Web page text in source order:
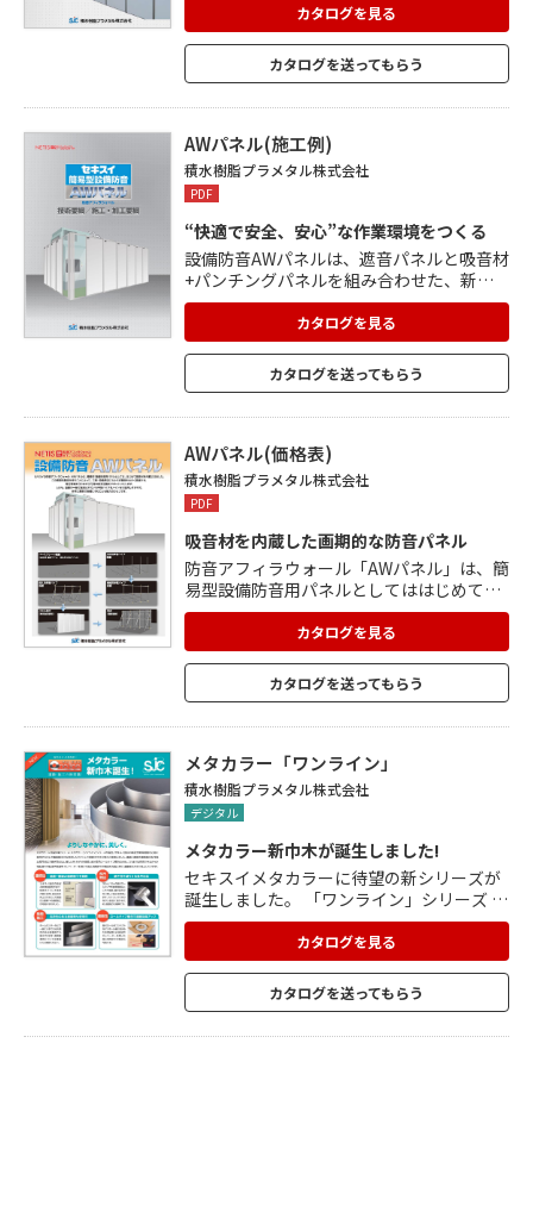
発したプラメタル(アルミ・樹脂積層複合
材)を採用し、吸音材と組み合わせることで
防音性能を高めています。 吸音面には、パ
ンチングプラメタルを使用。 パンチングの
音を低減。 独自の新塗装技術でセルフクリ
ーニング機能を可能にし、ランニングコス
トの低減を実現。
カタログを見る
カタログを送ってもらう
AWパネル(施工例)
積水樹脂プラメタル株式会社
PDF
“快適で安全、安心”な作業環境をつくる
設備防音AWパネルは、遮音パネルと吸音材
+パンチングパネルを組み合わせた、新世
代の簡易型防音パネル。 設備防音AWパネ
ルの遮音面には、独自の技術で開発したプ
ラメタル(アルミ樹脂積層複合材)を採用。
吸音材と組み合わせることで防音性能を高
めています。 吸音面にはパンチングプラメ
から熱エネルギーに変えて騒音を低減。
カタログを見る
カタログを送ってもらう
AWパネル(価格表)
積水樹脂プラメタル株式会社
PDF
吸音材を内蔵した画期的な防音パネル
防音アフィラウォール「AWパネル」は、簡
易型設備防音用パネルとしてははじめて吸
音材を内蔵。 工場や設備周辺にもたらす騒
音を大きく低減させ、周辺環境を守りなが
ら円滑な経済活動をサポート。 設置の際に
は、一般で販売されている単管パイプをメ
イン材に使用するので、非常に簡単で安価
カタログを見る
カタログを送ってもらう
メタカラー「ワンライン」
積水樹脂プラメタル株式会社
デジタル
メタカラー新巾木が誕生しました!
セキスイメタカラーに待望の新シリーズが
誕生しました。 「ワンライン」シリーズ セ
キスイ独自の新配合軟質樹脂を芯材に採用
することで、 曲面施工にも対応したステン
レス意匠の巾木が登場。 曲面+直線の連続
施工も可能な長尺対応で継ぎ目のない 美し
い仕上がりとなります。 また、長尺ロール
カタログを見る
カタログを送ってもらう